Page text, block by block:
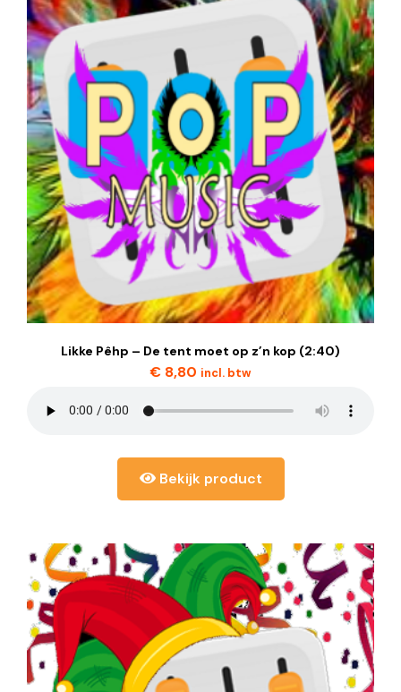
Likke Pêhp – De tent moet op z’n kop (2:40)
€ 8,80 incl. btw
Bekijk product